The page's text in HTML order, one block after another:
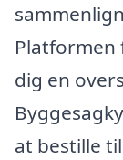
Platformen
dig en
at bestille